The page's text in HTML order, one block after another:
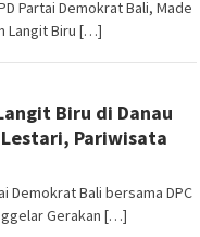
Partai Demokrat Bali, Made
Langit Biru […]
Biru di Danau
Pariwisata
Demokrat Bali bersama DPC
Gerakan […]